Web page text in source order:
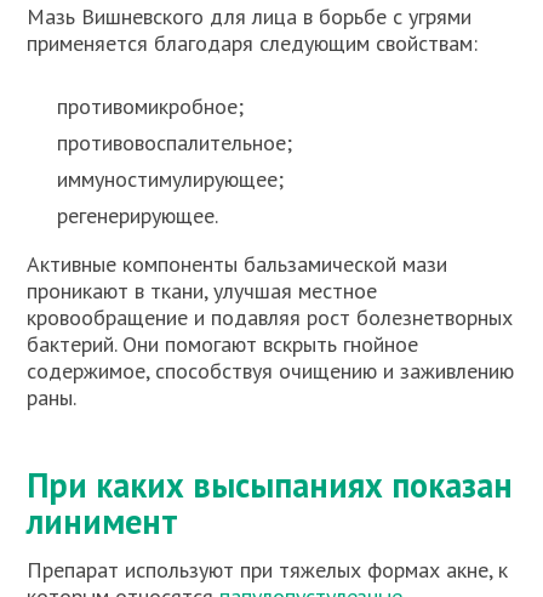
Мазь Вишневского для лица в борьбе с угрями
применяется благодаря следующим свойствам:
противомикробное;
противовоспалительное;
иммуностимулирующее;
регенерирующее.
Активные компоненты бальзамической мази
проникают в ткани, улучшая местное
кровообращение и подавляя рост болезнетворных
бактерий. Они помогают вскрыть гнойное
содержимое, способствуя очищению и заживлению
раны.
При каких высыпаниях показан
линимент
Препарат используют при тяжелых формах акне, к